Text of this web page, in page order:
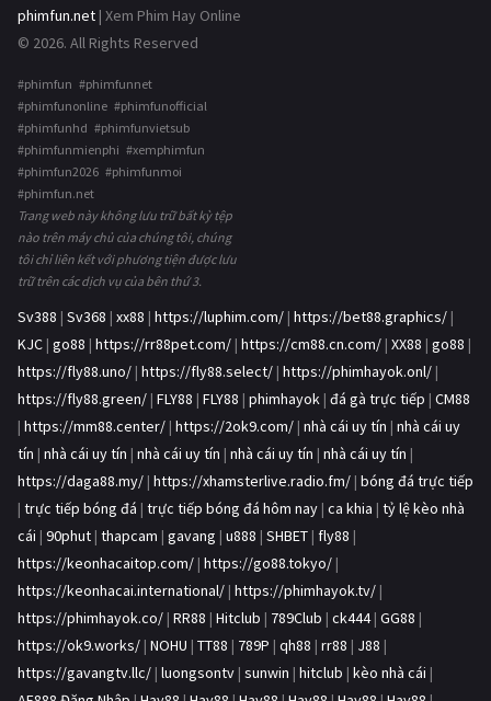
phimfun.net | Xem Phim Hay Online
© 2026. All Rights Reserved
#phimfun #phimfunnet
#phimfunonline #phimfunofficial
#phimfunhd #phimfunvietsub
#phimfunmienphi #xemphimfun
#phimfun2026 #phimfunmoi
#phimfun.net
Trang web này không lưu trữ bất kỳ tệp
nào trên máy chủ của chúng tôi, chúng
tôi chỉ liên kết với phương tiện được lưu
trữ trên các dịch vụ của bên thứ 3.
Sv388 | Sv368 | xx88 | https://luphim.com/ | https://bet88.graphics/ |
KJC | go88 | https://rr88pet.com/ | https://cm88.cn.com/ | XX88 | go88 |
https://fly88.uno/ | https://fly88.select/ | https://phimhayok.onl/ |
https://fly88.green/ | FLY88 | FLY88 | phimhayok | đá gà trực tiếp | CM88
| https://mm88.center/ | https://2ok9.com/ | nhà cái uy tín | nhà cái uy
tín | nhà cái uy tín | nhà cái uy tín | nhà cái uy tín | nhà cái uy tín |
https://daga88.my/ | https://xhamsterlive.radio.fm/ | bóng đá trực tiếp
| trực tiếp bóng đá | trực tiếp bóng đá hôm nay | ca khia | tỷ lệ kèo nhà
cái | 90phut | thapcam | gavang | u888 | SHBET | fly88 |
https://keonhacaitop.com/ | https://go88.tokyo/ |
https://keonhacai.international/ | https://phimhayok.tv/ |
https://phimhayok.co/ | RR88 | Hitclub | 789Club | ck444| GG88 |
https://ok9.works/ | NOHU | TT88 | 789P | qh88 | rr88 | J88 |
https://gavangtv.llc/ | luongsontv | sunwin | hitclub | kèo nhà cái |